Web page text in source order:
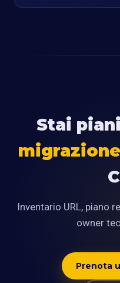
Stai
Inventario URL, piano
owner
Prenota